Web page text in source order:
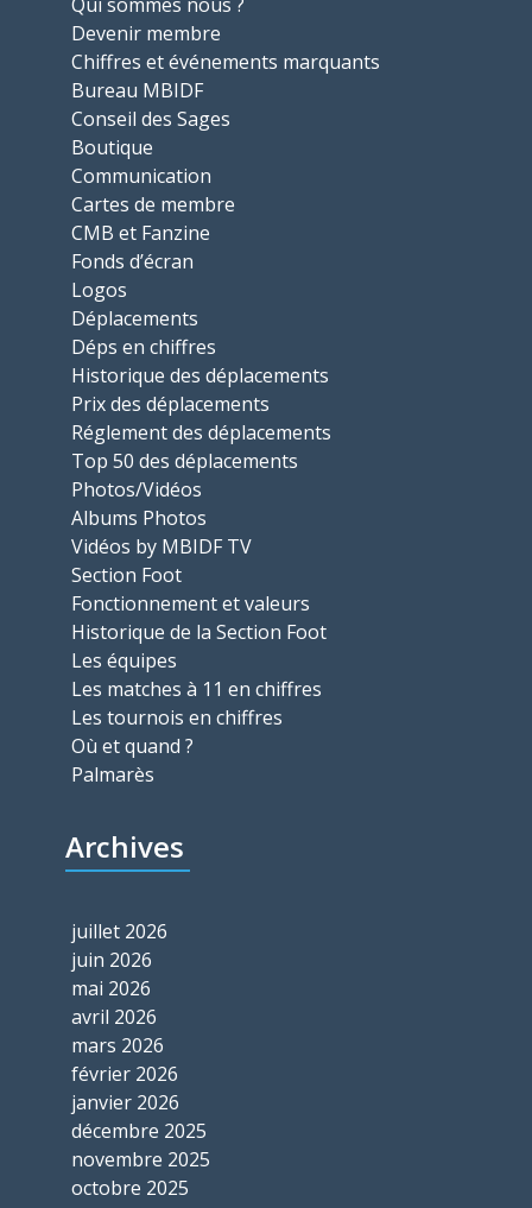
Devenir membre
Chiffres et événements marquants
Bureau MBIDF
Conseil des Sages
Boutique
Communication
Cartes de membre
CMB et Fanzine
Fonds d’écran
Logos
Déplacements
Déps en chiffres
Historique des déplacements
Prix des déplacements
Réglement des déplacements
Top 50 des déplacements
Photos/Vidéos
Albums Photos
Vidéos by MBIDF TV
Section Foot
Fonctionnement et valeurs
Historique de la Section Foot
Les équipes
Les matches à 11 en chiffres
Les tournois en chiffres
Où et quand ?
Palmarès
Archives
juillet 2026
juin 2026
mai 2026
avril 2026
mars 2026
février 2026
janvier 2026
décembre 2025
novembre 2025
octobre 2025